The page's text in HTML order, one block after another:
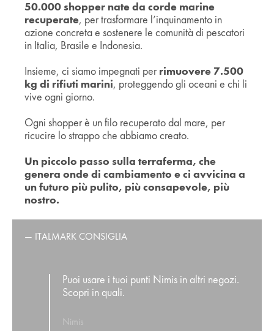
50.000 shopper nate da corde marine
recuperate, per trasformare l’inquinamento in
azione concreta e sostenere le comunità di pescatori
in Italia, Brasile e Indonesia.
Insieme, ci siamo impegnati per rimuovere 7.500
kg di rifiuti marini, proteggendo gli oceani e chi li
vive ogni giorno.
Ogni shopper è un filo recuperato dal mare, per
ricucire lo strappo che abbiamo creato.
Un piccolo passo sulla terraferma, che
genera onde di cambiamento e ci avvicina a
un futuro più pulito, più consapevole, più
nostro.
— ITALMARK CONSIGLIA
Puoi usare i tuoi punti Nimis in altri negozi.
Scopri in quali.
Nimis